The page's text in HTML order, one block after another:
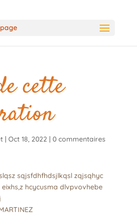
cette
| Oct 18, 2022 | 0 commentaires
sqjsfdhfhdsjlkqsl zqjsqhyc
hcycusma dlvpvovhebe